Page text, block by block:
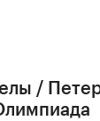
/